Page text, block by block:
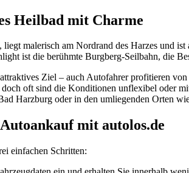
Heilbad mit Charme
malerisch am Nordrand des Harzes und
ist die berühmte Burgberg-Seilbahn, die
Ziel – auch Autofahrer profitieren
oft sind die Konditionen unflexibel oder
Harzburg oder in den umliegenden Orten
mit autolos.de
einfachen Schritten: